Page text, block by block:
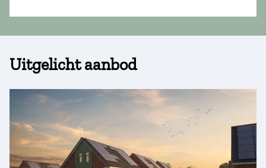
Uitgelicht aanbod